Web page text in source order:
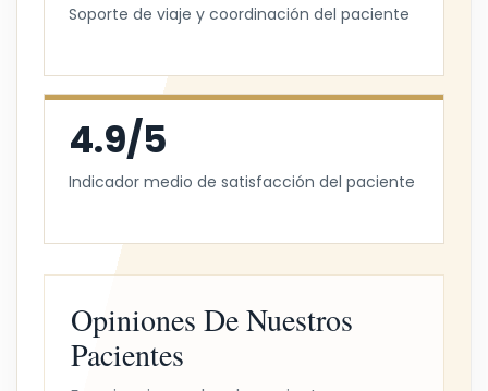
Soporte de viaje y coordinación del paciente
4.9/5
Indicador medio de satisfacción del paciente
Opiniones De Nuestros
Pacientes